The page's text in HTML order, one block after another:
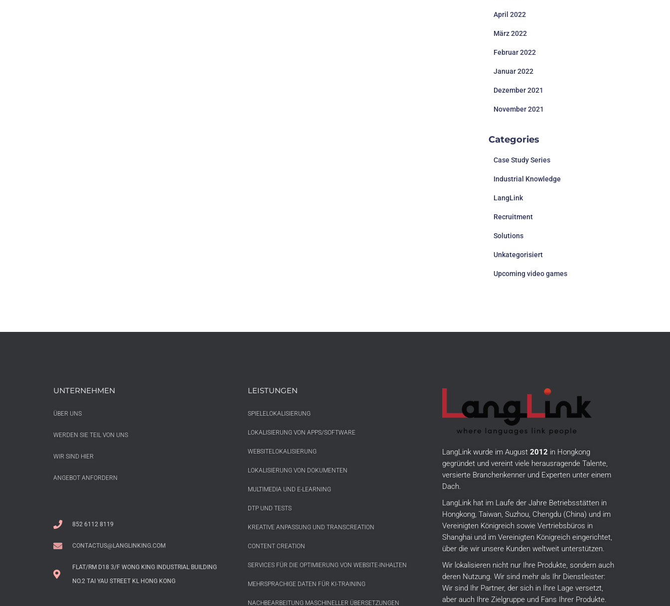
April 2022
März 2022
Februar 2022
Januar 2022
Dezember 2021
November 2021
Categories
Case Study Series
Industrial Knowledge
LangLink
Recruitment
Solutions
Unkategorisiert
Upcoming video games
UNTERNEHMEN
ÜBER UNS
WERDEN SIE TEIL VON UNS
WIR SIND HIER
ANGEBOT ANFORDERN
852 6112 8119
CONTACTUS@LANGLINKING.COM
FLAT/RM D18 3/F WONG KING INDUSTRIAL BUILDING
NO.2 TAI YAU STREET KL HONG KONG
LEISTUNGEN
SPIELELOKALISIERUNG
LOKALISIERUNG VON APPS/SOFTWARE
WEBSITELOKALISIERUNG
LOKALISIERUNG VON DOKUMENTEN
MULTIMEDIA UND E-LEARNING
DTP UND TESTS
KREATIVE ANPASSUNG UND TRANSCREATION
CONTENT CREATION
SERVICES FÜR DIE OPTIMIERUNG VON WEBSITE-INHALTEN
MEHRSPRACHIGE DATEN FÜR KI-TRAINING
NACHBEARBEITUNG MASCHINELLER ÜBERSETZUNGEN
LangLink wurde im August 2012 in Hongkong
gegründet und vereint viele herausragende Talente,
versierte Branchenkenner und Experten unter einem
Dach.
LangLink hat im Laufe der Jahre Betriebsstätten in
Hongkong, Taiwan, Suzhou, Chengdu (China) und im
Vereinigten Königreich sowie Vertriebsbüros in
Shanghai und im Vereinigten Königreich eingerichtet,
über die wir unsere Kunden weltweit unterstützen.
Wir lokalisieren nicht nur Ihre Produkte, sondern auch
deren Nutzung. Wir sind mehr als Ihr Dienstleister:
Wir sind Ihr Partner, der sich in Ihre Lage versetzt,
aber auch Ihre Zielgruppe und Fans Ihrer Produkte.